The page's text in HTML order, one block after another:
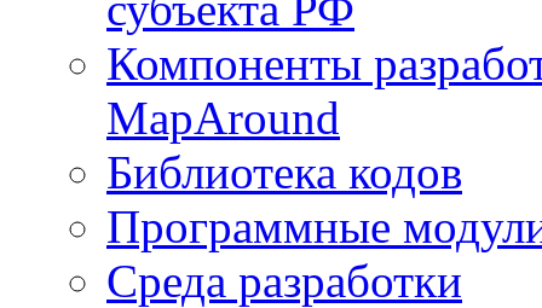
Компоненты
MapAround
Библиотека кодов
Программные
Среда разработки